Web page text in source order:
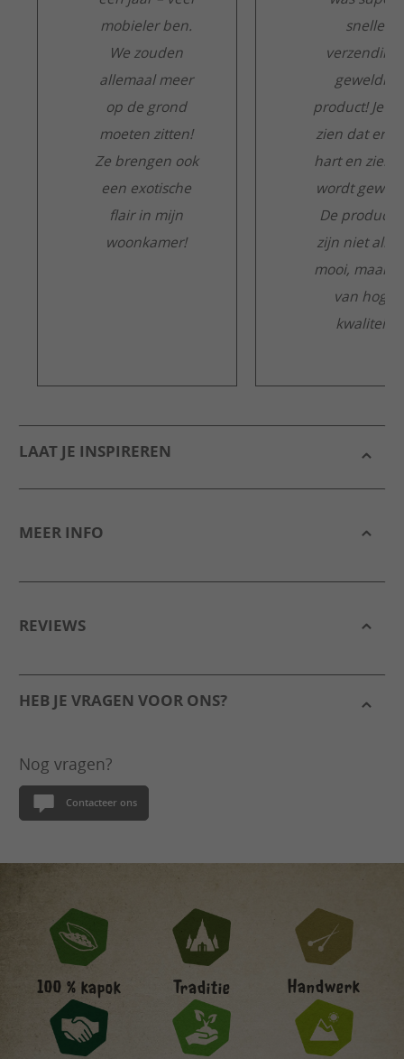
snelle
verzending,
geweldig
product! Je
zien dat er
hart en ziel
wordt
De
zijn niet
mooi, maar
van hoge
kwaliteit.
mobieler ben.
We zouden
allemaal meer
op de grond
moeten zitten!
Ze brengen ook
een exotische
flair in mijn
woonkamer!
LAAT JE INSPIREREN
MEER INFO
REVIEWS
HEB JE VRAGEN VOOR ONS?
Nog vragen?
Contacteer ons
100 % kapok Traditie Handwerk